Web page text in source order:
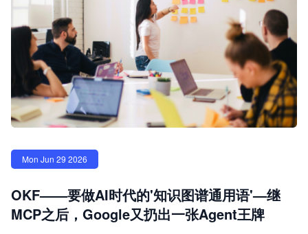
Mon Jun 29 2026
OKF——要做AI时代的'知识图谱通用语'—继
MCP之后，Google又扔出一张Agent王牌